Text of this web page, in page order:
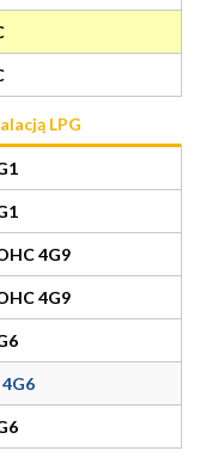
LPG
4G9
4G9